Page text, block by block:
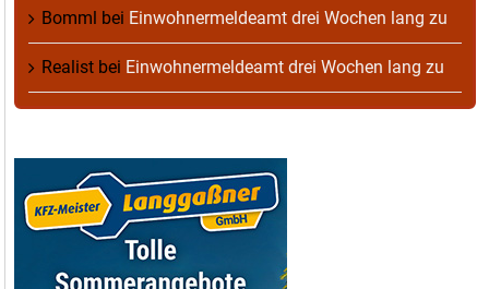
Bomml bei Einwohnermeldeamt drei Wochen lang zu
Realist bei Einwohnermeldeamt drei Wochen lang zu